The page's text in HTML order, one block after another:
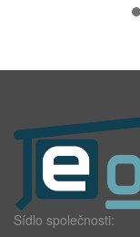
Sídlo společnosti: